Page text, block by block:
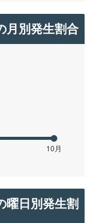
月別発生割合
曜日別発生割